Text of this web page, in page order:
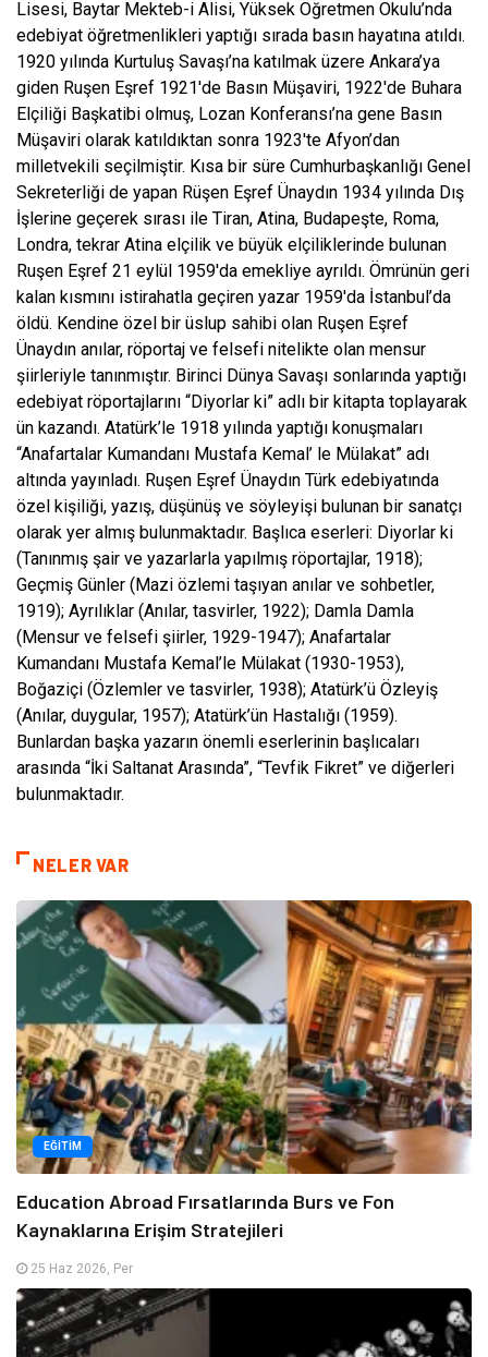
Lisesi, Baytar Mekteb-i Alisi, Yüksek Öğretmen Okulu’nda
edebiyat öğretmenlikleri yaptığı sırada basın hayatına atıldı.
1920 yılında Kurtuluş Savaşı’na katılmak üzere Ankara’ya
giden Ruşen Eşref 1921′de Basın Müşaviri, 1922′de Buhara
Elçiliği Başkatibi olmuş, Lozan Konferansı’na gene Basın
Müşaviri olarak katıldıktan sonra 1923′te Afyon’dan
milletvekili seçilmiştir. Kısa bir süre Cumhurbaşkanlığı Genel
Sekreterliği de yapan Rüşen Eşref Ünaydın 1934 yılında Dış
İşlerine geçerek sırası ile Tiran, Atina, Budapeşte, Roma,
Londra, tekrar Atina elçilik ve büyük elçiliklerinde bulunan
Ruşen Eşref 21 eylül 1959′da emekliye ayrıldı. Ömrünün geri
kalan kısmını istirahatla geçiren yazar 1959′da İstanbul’da
öldü. Kendine özel bir üslup sahibi olan Ruşen Eşref
Ünaydın anılar, röportaj ve felsefi nitelikte olan mensur
şiirleriyle tanınmıştır. Birinci Dünya Savaşı sonlarında yaptığı
edebiyat röportajlarını “Diyorlar ki” adlı bir kitapta toplayarak
ün kazandı. Atatürk’le 1918 yılında yaptığı konuşmaları
“Anafartalar Kumandanı Mustafa Kemal’ le Mülakat” adı
altında yayınladı. Ruşen Eşref Ünaydın Türk edebiyatında
özel kişiliği, yazış, düşünüş ve söyleyişi bulunan bir sanatçı
olarak yer almış bulunmaktadır. Başlıca eserleri: Diyorlar ki
(Tanınmış şair ve yazarlarla yapılmış röportajlar, 1918);
Geçmiş Günler (Mazi özlemi taşıyan anılar ve sohbetler,
1919); Ayrılıklar (Anılar, tasvirler, 1922); Damla Damla
(Mensur ve felsefi şiirler, 1929-1947); Anafartalar
Kumandanı Mustafa Kemal’le Mülakat (1930-1953),
Boğaziçi (Özlemler ve tasvirler, 1938); Atatürk’ü Özleyiş
(Anılar, duygular, 1957); Atatürk’ün Hastalığı (1959).
Bunlardan başka yazarın önemli eserlerinin başlıcaları
arasında “İki Saltanat Arasında”, “Tevfik Fikret” ve diğerleri
bulunmaktadır.
NELER VAR
EĞITIM
Education Abroad Fırsatlarında Burs ve Fon
Kaynaklarına Erişim Stratejileri
25 Haz 2026, Per